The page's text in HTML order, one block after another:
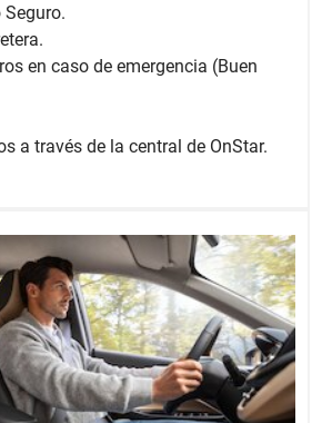
en caso de emergencia (Buen
a través de la central de OnStar.